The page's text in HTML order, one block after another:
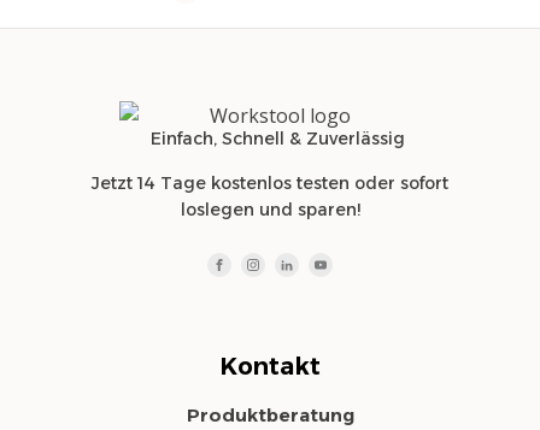
Einfach, Schnell & Zuverlässig
Jetzt 14 Tage kostenlos testen oder sofort
loslegen und sparen!
Kontakt
Produktberatung